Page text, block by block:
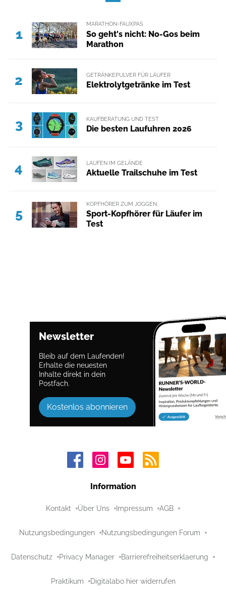
1
MARATHON-FAUXPAS
So geht's nicht: No-Gos beim
Marathon
2 GETRÄNKEPULVER FÜR LÄUFER
Elektrolytgetränke im Test
3 KAUFBERATUNG UND TEST
Die besten Laufuhren 2026
4 LAUFEN IM GELÄNDE
Aktuelle Trailschuhe im Test
5
KOPFHÖRER ZUM JOGGEN
Sport-Kopfhörer für Läufer im
Test
Newsletter
Bleib auf dem Laufenden!
Erhalte die neuesten
Inhalte direkt in dein
Postfach.
Kostenlos abonnieren
Information
Kontakt Über Uns Impressum AGB
Nutzungsbedingungen Nutzungsbedingungen Forum
Datenschutz Privacy Manager Barrierefreiheitserklaerung
Praktikum Digitalabo hier widerrufen